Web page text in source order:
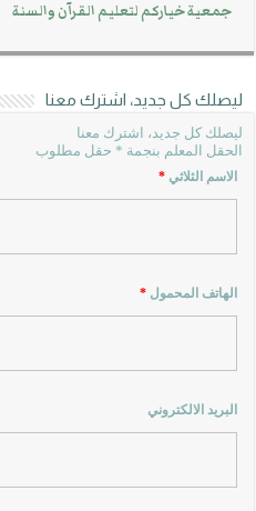
جمعية خياركم لتعليم القرآن والسنة
ليصلك كل جديد، اشترك معنا
ليصلك كل جديد، اشترك معنا
الحقل المعلم بنجمة * حقل مطلوب
الاسم الثلاثي*
الهاتف المحمول*
البريد الالكتروني